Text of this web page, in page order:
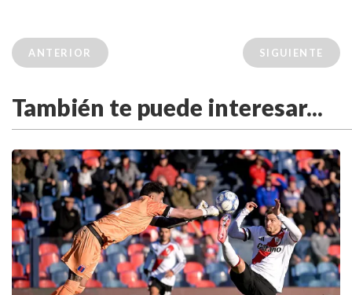
ANTERIOR SIGUIENTE
También te puede interesar...